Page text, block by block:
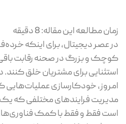
زمان مطالعه این مقاله:8دقیقه
در عصر دیجیتال، برای اینکه
کوچک و بزرگ در صحنه رقابت باقی
استثنایی برای مشتریان خلق کنند.
امروز، خودکارسازی
مدیریت فرایندهای مختلفی که
است فقط و فقط با کمک